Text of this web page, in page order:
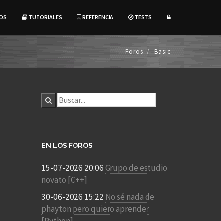
TUTORIALES REFERENCIA TESTS
Foros Basic
EN LOS FOROS
15-07-2026 20:06Grupo de estudio
novato [C++]
30-06-2026 15:22 No sé nada de
phayton pero quiero aprender